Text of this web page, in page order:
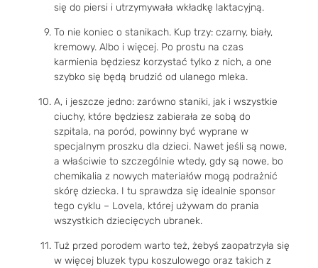
się do piersi i utrzymywała wkładkę laktacyjną.
To nie koniec o stanikach. Kup trzy: czarny, biały,
kremowy. Albo i więcej. Po prostu na czas
karmienia będziesz korzystać tylko z nich, a one
szybko się będą brudzić od ulanego mleka.
A, i jeszcze jedno: zarówno staniki, jak i wszystkie
ciuchy, które będziesz zabierała ze sobą do
szpitala, na poród, powinny być wyprane w
specjalnym proszku dla dzieci. Nawet jeśli są nowe,
a właściwie to szczególnie wtedy, gdy są nowe, bo
chemikalia z nowych materiałów mogą podrażnić
skórę dziecka. I tu sprawdza się idealnie sponsor
tego cyklu – Lovela, której używam do prania
wszystkich dziecięcych ubranek.
Tuż przed porodem warto też, żebyś zaopatrzyła się
w więcej bluzek typu koszulowego oraz takich z